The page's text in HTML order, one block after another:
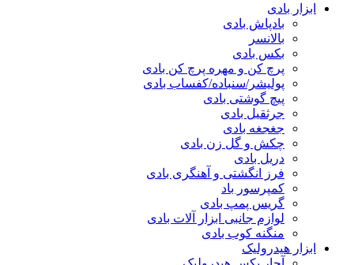
ابزار بادی
بادپاش بادی
بالانسر
بکس بادی
پرچ کن و مهره پرچ کن بادی
پولیشر/سنباده/کفساب بادی
پیچ گوشتی بادی
جرثقیل بادی
جغجغه بادی
چکش و گل زن بادی
دریل بادی
فرز انگشتی و آهنگری بادی
کمپرسور باد
گریس پمپ بادی
لوازم جانبی ابزار آلات بادی
منگنه کوب بادی
ابزار هیدرولیک